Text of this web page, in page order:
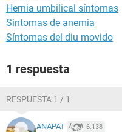
Hernia umbilical síntomas
Sintomas de anemia
Síntomas del diu movido
1 respuesta
RESPUESTA 1 / 1
ANAPAT 6.138